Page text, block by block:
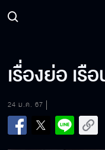
เรื่องย่อ เรื
24 ม.ค. 67